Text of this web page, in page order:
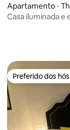
Apartamento ⋅
Casa iluminada e
Preferido dos
Preferido dos